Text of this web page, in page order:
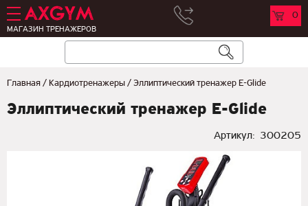
МАГАЗИН ТРЕНАЖЕРОВ
0
Главная / Кардиотренажеры / Эллиптический тренажер E-Glide
Эллиптический тренажер E-Glide
Артикул: 300205